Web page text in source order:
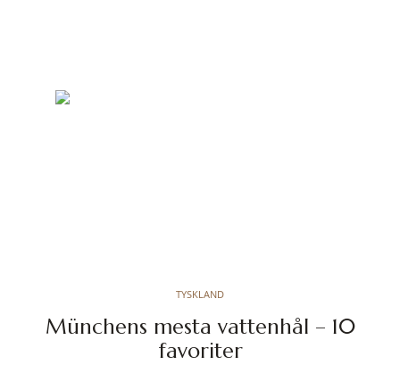
TYSKLAND
Münchens mesta vattenhål – 10
favoriter